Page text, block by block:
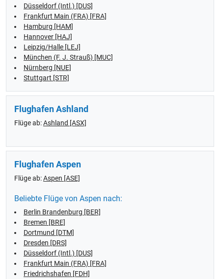
Düsseldorf (Intl.) [DUS]
Frankfurt Main (FRA) [FRA]
Hamburg [HAM]
Hannover [HAJ]
Leipzig/Halle [LEJ]
München (F. J. Strauß) [MUC]
Nürnberg [NUE]
Stuttgart [STR]
Flughafen Ashland
Flüge ab:Ashland [ASX]
Flughafen Aspen
Flüge ab:Aspen [ASE]
Beliebte Flüge von Aspen nach:
Berlin Brandenburg [BER]
Bremen [BRE]
Dortmund [DTM]
Dresden [DRS]
Düsseldorf (Intl.) [DUS]
Frankfurt Main (FRA) [FRA]
Friedrichshafen [FDH]